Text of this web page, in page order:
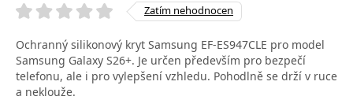
Zatím nehodnocen
Ochranný silikonový kryt Samsung EF-ES947CLE pro model
Samsung Galaxy S26+. Je určen především pro bezpečí
telefonu, ale i pro vylepšení vzhledu. Pohodlně se drží v ruce
a neklouže.